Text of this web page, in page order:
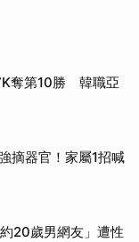
奪第10勝 韓職亞
摘器官！家屬1招喊
20歲男網友」遭性